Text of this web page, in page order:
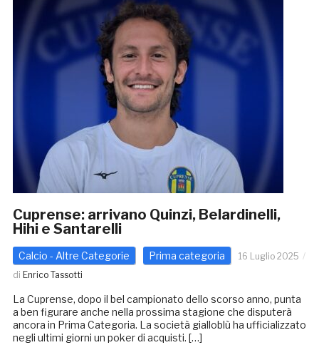
Cuprense: arrivano Quinzi, Belardinelli,
Hihi e Santarelli
Calcio - Altre Categorie Prima categoria
16 Luglio 2025
di Enrico Tassotti
La Cuprense, dopo il bel campionato dello scorso anno, punta
a ben figurare anche nella prossima stagione che disputerà
ancora in Prima Categoria. La società gialloblù ha ufficializzato
negli ultimi giorni un poker di acquisti. […]